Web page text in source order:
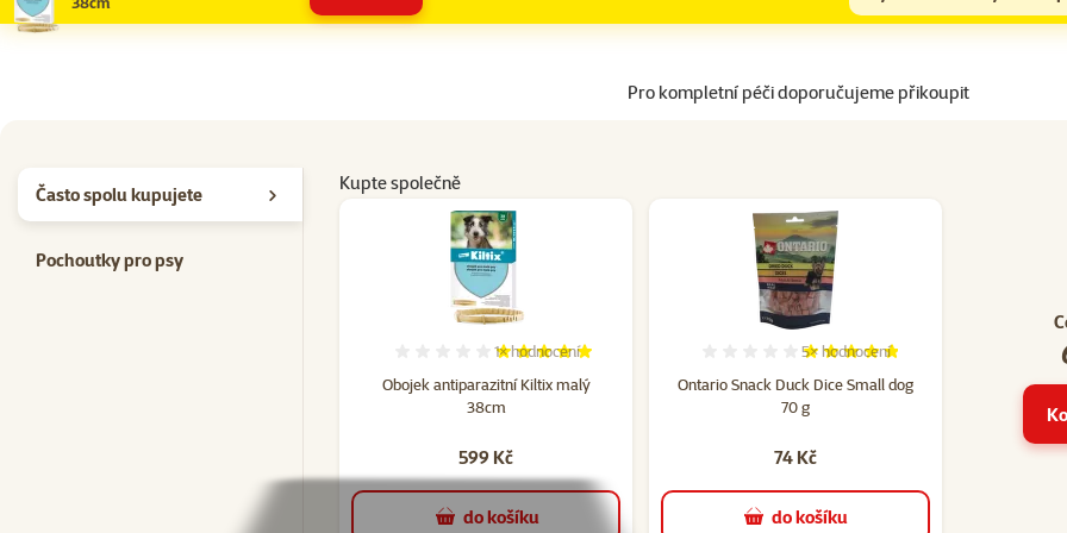
Pro kompletní péči doporučujeme přikoupit
Často spolu kupujete
Pochoutky pro psy
Kupte společně
Obojek antiparazitní Kiltix malý
38cm
Hodnocení 100%, počet hodnocení: 1
1×hodnocení
599 Kč
do košíku
Ontario Snack Duck Dice Small dog
70 g
Hodnocení 96%, počet hodnocení:
5× hodnocení
74 Kč
do košíku